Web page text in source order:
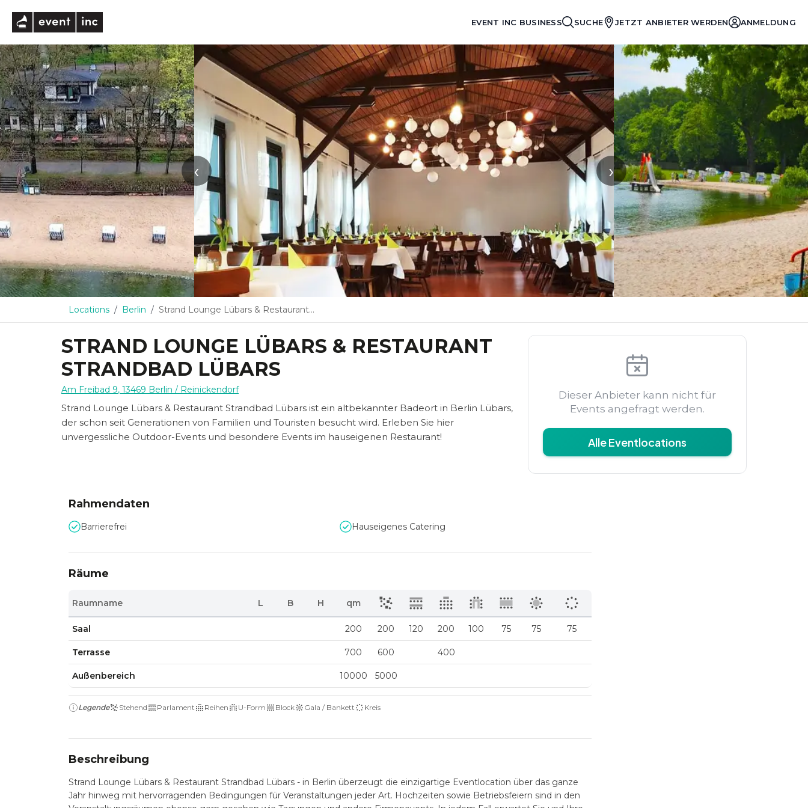
EVENT INC BUSINESS SUCHE JETZT ANBIETER WERDEN ANMELDUNG
‹ ›
Locations Berlin Strand Lounge Lübars & Restaurant Strandbad Lübars
STRAND LOUNGE LÜBARS & RESTAURANT
STRANDBAD LÜBARS
Am Freibad 9, 13469 Berlin / Reinickendorf
Strand Lounge Lübars & Restaurant Strandbad Lübars ist ein altbekannter Badeort in Berlin Lübars,
der schon seit Generationen von Familien und Touristen besucht wird. Erleben Sie hier
unvergessliche Outdoor-Events und besondere Events im hauseigenen Restaurant!
Dieser Anbieter kann nicht für
Events angefragt werden.
Alle Eventlocations
Rahmendaten
Barrierefrei Hauseigenes Catering
Räume
Raumname L B H qm
Saal 200 200 120 200 100 75 75 75
Terrasse 700 600 400
Außenbereich 10000 5000
Legende Stehend Parlament Reihen U-Form Block Gala / Bankett Kreis
Beschreibung
Strand Lounge Lübars & Restaurant Strandbad Lübars - in Berlin überzeugt die einzigartige Eventlocation über das ganze
Jahr hinweg mit hervorragenden Bedingungen für Veranstaltungen jeder Art. Hochzeiten sowie Betriebsfeiern sind in den